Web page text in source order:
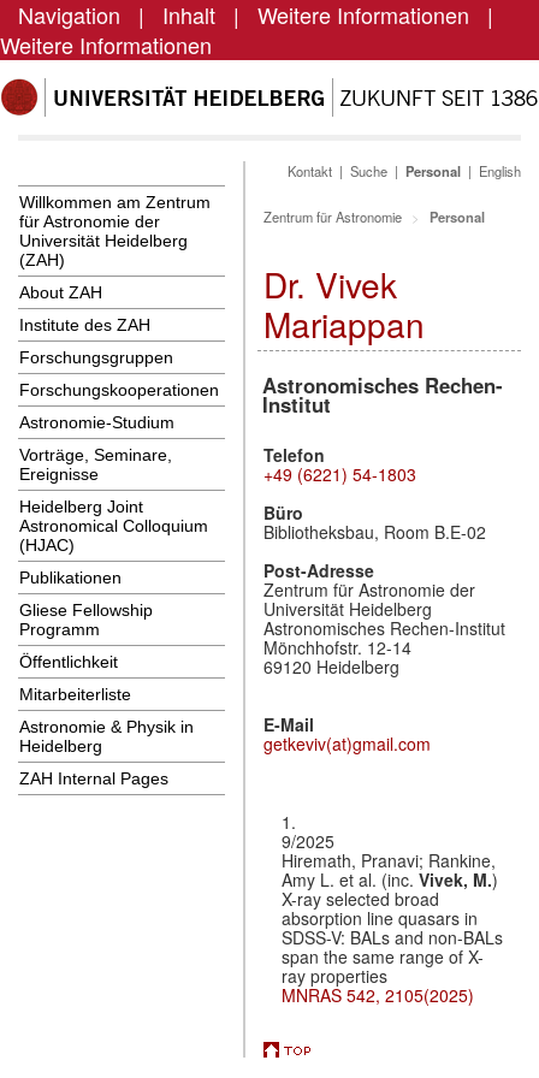
Navigation | Inhalt | Weitere Informationen |
Weitere Informationen
Willkommen am Zentrum
für Astronomie der
Universität Heidelberg
(ZAH)
About ZAH
Institute des ZAH
Forschungsgruppen
Forschungskooperationen
Astronomie-Studium
Vorträge, Seminare,
Ereignisse
Heidelberg Joint
Astronomical Colloquium
(HJAC)
Publikationen
Gliese Fellowship
Programm
Öffentlichkeit
Mitarbeiterliste
Astronomie & Physik in
Heidelberg
ZAH Internal Pages
Kontakt | Suche | Personal | English
Zentrum für Astronomie Personal
Dr. Vivek
Mariappan
Astronomisches Rechen-
Institut
Telefon
+49 (6221) 54-1803
Büro
Bibliotheksbau, Room B.E-02
Post-Adresse
Zentrum für Astronomie der
Universität Heidelberg
Astronomisches Rechen-Institut
Mönchhofstr. 12-14
69120 Heidelberg
E-Mail
getkeviv(at)gmail.com
1.
9/2025
Hiremath, Pranavi; Rankine,
Amy L. et al. (inc. Vivek, M.)
X-ray selected broad
absorption line quasars in
SDSS-V: BALs and non-BALs
span the same range of X-
ray properties
MNRAS 542, 2105(2025)